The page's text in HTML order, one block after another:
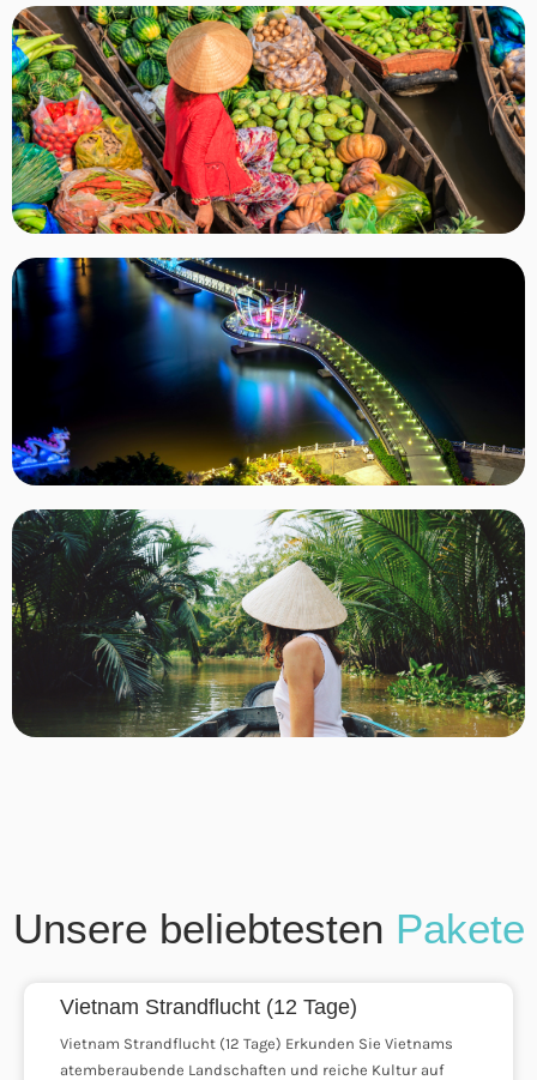
Unsere beliebtesten Pakete
Vietnam Strandflucht (12 Tage)
Vietnam Strandflucht (12 Tage) Erkunden Sie Vietnams
atemberaubende Landschaften und reiche Kultur auf